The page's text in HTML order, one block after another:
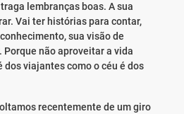
lembranças boas. A sua
Vai ter histórias para contar,
sua visão de
Porque não aproveitar a vida
dos viajantes como o céu é dos
recentemente de um giro